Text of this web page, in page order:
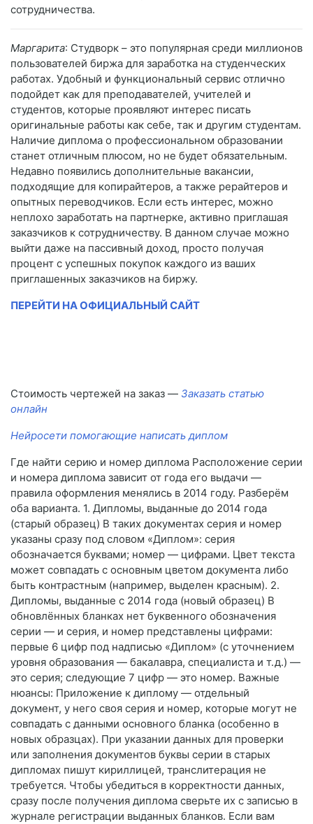
сотрудничества.
Маргарита: Студворк – это популярная среди миллионов
пользователей биржа для заработка на студенческих
работах. Удобный и функциональный сервис отлично
подойдет как для преподавателей, учителей и
студентов, которые проявляют интерес писать
оригинальные работы как себе, так и другим студентам.
Наличие диплома о профессиональном образовании
станет отличным плюсом, но не будет обязательным.
Недавно появились дополнительные вакансии,
подходящие для копирайтеров, а также рерайтеров и
опытных переводчиков. Если есть интерес, можно
неплохо заработать на партнерке, активно приглашая
заказчиков к сотрудничеству. В данном случае можно
выйти даже на пассивный доход, просто получая
процент с успешных покупок каждого из ваших
приглашенных заказчиков на биржу.
ПЕРЕЙТИ НА ОФИЦИАЛЬНЫЙ САЙТ
Стоимость чертежей на заказ — Заказать статью
онлайн
Нейросети помогающие написать диплом
Где найти серию и номер диплома Расположение серии
и номера диплома зависит от года его выдачи —
правила оформления менялись в 2014 году. Разберём
оба варианта. 1. Дипломы, выданные до 2014 года
(старый образец) В таких документах серия и номер
указаны сразу под словом «Диплом»: серия
обозначается буквами; номер — цифрами. Цвет текста
может совпадать с основным цветом документа либо
быть контрастным (например, выделен красным). 2.
Дипломы, выданные с 2014 года (новый образец) В
обновлённых бланках нет буквенного обозначения
серии — и серия, и номер представлены цифрами:
первые 6 цифр под надписью «Диплом» (с уточнением
уровня образования — бакалавра, специалиста и т. д.) —
это серия; следующие 7 цифр — это номер. Важные
нюансы: Приложение к диплому — отдельный
документ, у него своя серия и номер, которые могут не
совпадать с данными основного бланка (особенно в
новых образцах). При указании данных для проверки
или заполнения документов буквы серии в старых
дипломах пишут кириллицей, транслитерация не
требуется. Чтобы убедиться в корректности данных,
сразу после получения диплома сверьте их с записью в
журнале регистрации выданных бланков. Если вам